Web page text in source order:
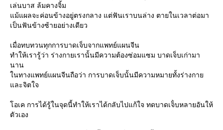
เล่นบาส ล้มคางจิ้ม
ม้แผลจะค่อนข้างอยู่ตรงกลาง แต่ฟันเราบนล่าง ตายในเวลาต่อมา
เป็นฟันข้างซ้ายอย่างเดียว
เมื่อทบทวนทุกการบาดเจ็บจากแพทย์แผนจีน
ทำให้เรารู้ว่า ร่างกายเรานั้นมีความต้องซ่อมแซม บาดเจ็บเก่ามา
นาน
นทางแพทย์แผนจีนถือว่า การบาดเจ็บนั้นมีความหมายทั้งร่างกา
ละจิตใจ
อเค การได้รู้ในจุดนี้ทำให้เราได้กลับไปแก้ใจ ทดบาดเจ็่บหลายอันให้
ตัวเอง